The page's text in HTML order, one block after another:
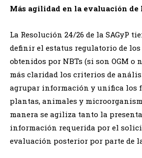
Más agilidad en la evaluación de
La Resolución 24/26 de la SAGyP
definir el estatus regulatorio de
obtenidos por NBTs (si son OGM o
más claridad los criterios de
agrupar información y unifica los
plantas, animales y
manera se agiliza tanto la
información requerida por el
evaluación posterior por parte de